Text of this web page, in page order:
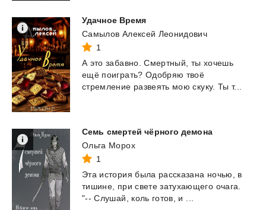
Удачное Время
Самылов Алексей Леонидович
1
А это забавно. Смертный, ты хочешь
ещё поиграть? Одобряю твоё
стремление развеять мою скуку. Ты т...
Семь смертей чёрного демона
Ольга Морох
1
Эта история была рассказана ночью,
в
тишине,
при свете затухающего очага.
"-- Слушай, коль готов, и